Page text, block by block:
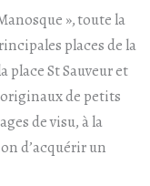
», toute la
places de la
place St Sauveur et
de petits
de visu, à la
d’acquérir un